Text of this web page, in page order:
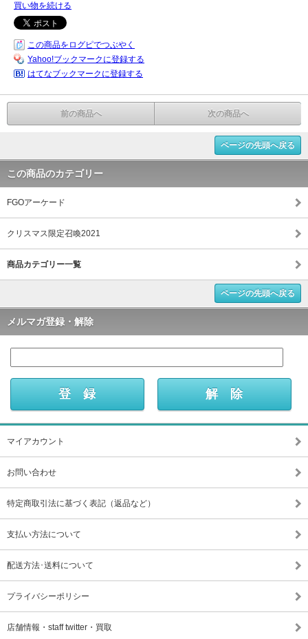
買い物を続ける
この商品をログピでつぶやく
Yahoo!ブックマークに登録する
はてなブックマークに登録する
前の商品へ 次の商品へ
ページの先頭へ戻る
この商品のカテゴリー
FGOアーケード
クリスマス限定召喚2021
商品カテゴリー一覧
ページの先頭へ戻る
メルマガ登録・解除
マイアカウント
お問い合わせ
特定商取引法に基づく表記（返品など）
支払い方法について
配送方法･送料について
プライバシーポリシー
店舗情報・staff twitter・買取